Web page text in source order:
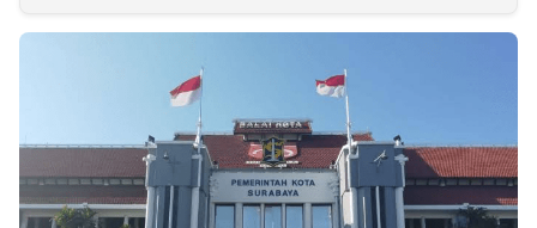
INDONESIA
Insight
NTB
Suara
Time
Lens
IDN
Daily
Jogja
Jalan
Rakyat
Idealita
News
Kita
Notice
Dinamikapost.com
Radar
Baru
Seedbacklink